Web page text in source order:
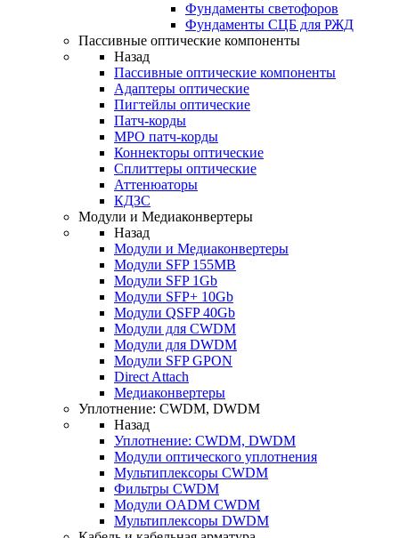
Фундаменты светофоров
Фундаменты СЦБ для РЖД
Пассивные оптические компоненты
Назад
Пассивные оптические компоненты
Адаптеры оптические
Пигтейлы оптические
Патч-корды
MPO патч-корды
Коннекторы оптические
Сплиттеры оптические
Аттенюаторы
КДЗС
Модули и Медиаконвертеры
Назад
Модули и Медиаконвертеры
Модули SFP 155MB
Модули SFP 1Gb
Модули SFP+ 10Gb
Модули QSFP 40Gb
Модули для CWDM
Модули для DWDM
Модули SFP GPON
Direct Attach
Медиаконвертеры
Уплотнение: CWDM, DWDM
Назад
Уплотнение: CWDM, DWDM
Модули оптического уплотнения
Мультиплексоры CWDM
Фильтры CWDM
Модули OADM CWDM
Мультиплексоры DWDM